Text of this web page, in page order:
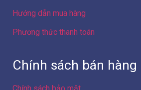
Hướng dẫn mua hàng
Phương thức thanh toán
Chính sách bán hàng